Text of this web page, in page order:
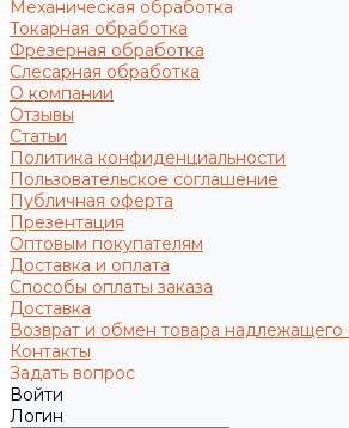
Механическая обработка
Токарная обработка
Фрезерная обработка
Слесарная обработка
О компании
Отзывы
Статьи
Политика конфиденциальности
Пользовательское соглашение
Публичная оферта
Презентация
Оптовым покупателям
Доставка и оплата
Способы оплаты заказа
Доставка
Возврат и обмен товара надлежащего
Контакты
Задать вопрос
Войти
Логин